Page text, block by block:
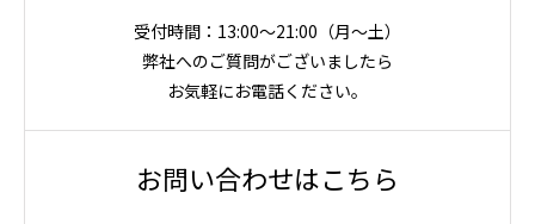
受付時間：13:00～21:00（月〜土）
弊社へのご質問がございましたら
お気軽にお電話ください。
お問い合わせはこちら